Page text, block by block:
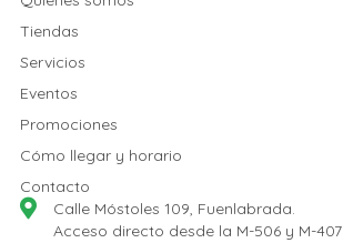
Tiendas
Servicios
Eventos
Promociones
Cómo llegar y horario
Contacto
Calle Móstoles 109, Fuenlabrada.
Acceso directo desde la M-506 y M-407